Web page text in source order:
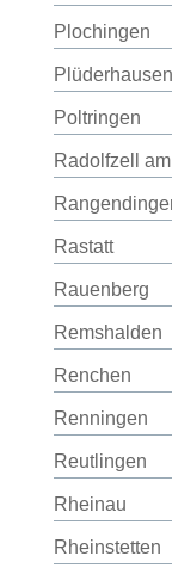
Plochingen
Plüderhausen
Poltringen
Radolfzell
Rastatt
Rauenberg
Remshalden
Renchen
Renningen
Reutlingen
Rheinau
Rheinstetten